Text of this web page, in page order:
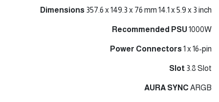
Dimensions 357.6 x 149.3 x 76 mm 14.1 x 5.9 x 3 inch
Recommended PSU 1000W
Power Connectors1 x 16-pin
Slot 3.8 Slot
AURA SYNC ARGB